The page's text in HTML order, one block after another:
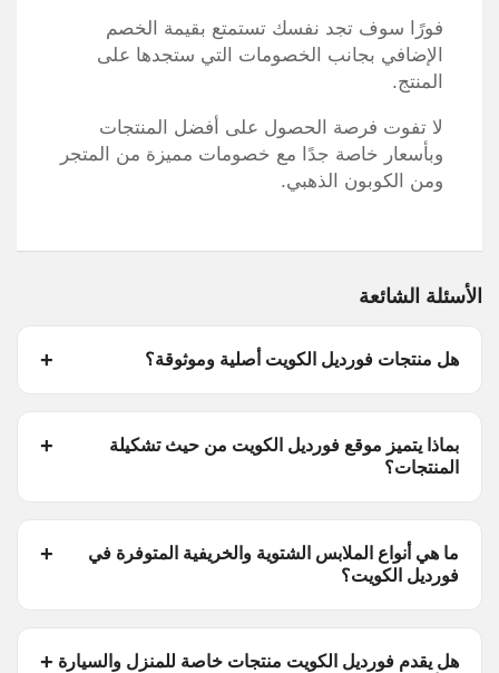
فورًا سوف تجد نفسك تستمتع بقيمة الخصم
الإضافي بجانب الخصومات التي ستجدها على
المنتج.
لا تفوت فرصة الحصول على أفضل المنتجات
وبأسعار خاصة جدًا مع خصومات مميزة من المتجر
ومن الكوبون الذهبي.
الأسئلة الشائعة
هل منتجات فورديل الكويت أصلية وموثوقة؟
بماذا يتميز موقع فورديل الكويت من حيث تشكيلة
المنتجات؟
ما هي أنواع الملابس الشتوية والخريفية المتوفرة في
فورديل الكويت؟
هل يقدم فورديل الكويت منتجات خاصة للمنزل والسيارة